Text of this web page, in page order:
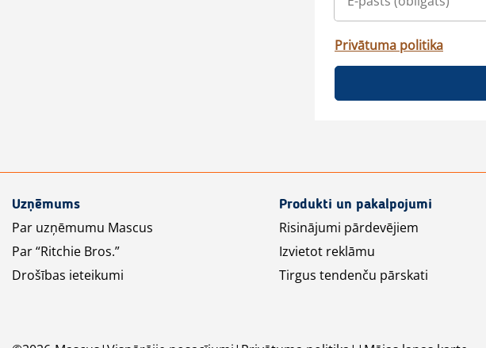
Privātuma politika
Uzņēmums
Par uzņēmumu Mascus
Par “Ritchie Bros.”
Drošības ieteikumi
Produkti un pakalpojumi
Risinājumi pārdevējiem
Izvietot reklāmu
Tirgus tendenču pārskati